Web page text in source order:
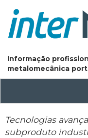
Informação
metalomecânica
Tecnologias
subproduto